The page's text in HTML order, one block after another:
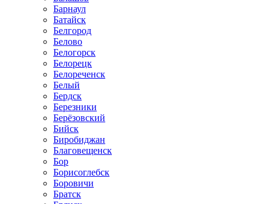
Барнаул
Батайск
Белгород
Белово
Белогорск
Белорецк
Белореченск
Белый
Бердск
Березники
Берёзовский
Бийск
Биробиджан
Благовещенск
Бор
Борисоглебск
Боровичи
Братск